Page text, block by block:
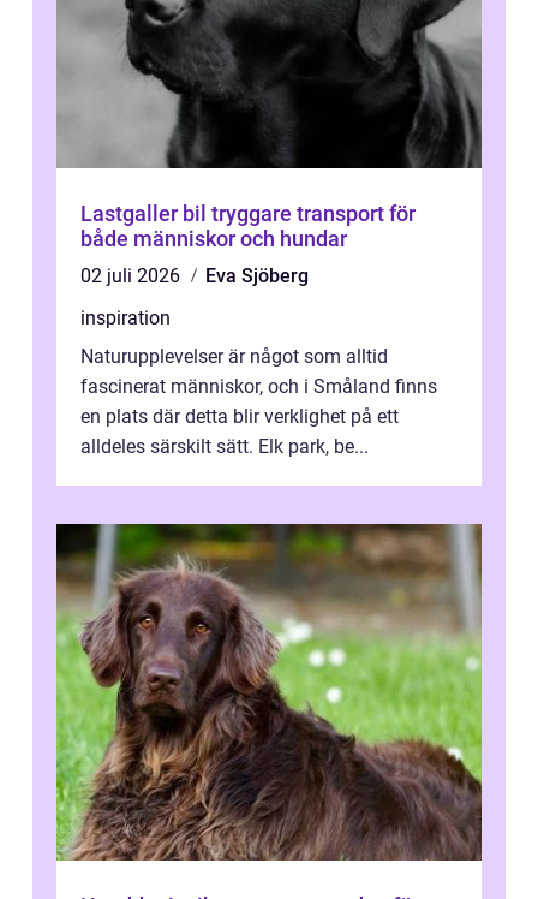
Lastgaller bil tryggare transport för
både människor och hundar
02 juli 2026
Eva Sjöberg
inspiration
Naturupplevelser är något som alltid
fascinerat människor, och i Småland finns
en plats där detta blir verklighet på ett
alldeles särskilt sätt. Elk park, be...